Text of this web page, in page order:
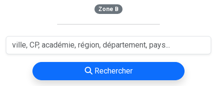
Zone B
Rechercher